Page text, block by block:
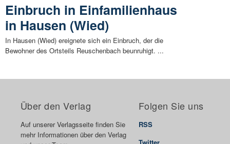
Einbruch in Einfamilienhaus
in Hausen (Wied)
In Hausen (Wied) ereignete sich ein Einbruch, der die
Bewohner des Ortsteils Reuschenbach beunruhigt. ...
Über den Verlag
Auf unserer Verlagsseite finden Sie
mehr Informationen über den Verlag
Folgen Sie uns
RSS